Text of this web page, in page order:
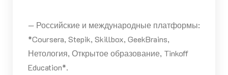
— Российские и международные платформы:
*Coursera, Stepik, Skillbox, GeekBrains,
Нетология, Открытое образование, Tinkoff
Education*.